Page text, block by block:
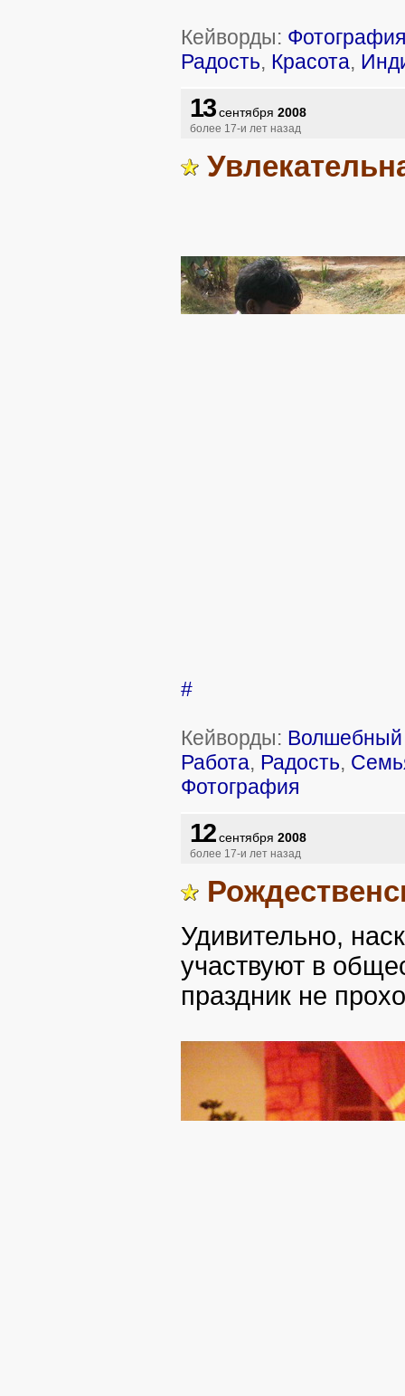
Кейворды: Фотография
Радость, Красота,
13сентября 2008
более 17-и лет назад
#
Кейворды: Волшебный
Работа, Радость,
Фотография
12сентября 2008
более 17-и лет назад
Удивительно,
участвуют в
праздник не